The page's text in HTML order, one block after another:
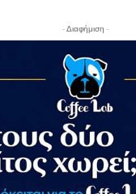
- Διαφήμιση -